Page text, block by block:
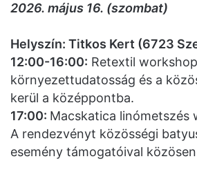
2026. május 16. (szombat)
Helyszín: Titkos Kert (6723
12:00-16:00: Retextil
környezettudatosság és a
kerül a középpontba.
17:00: Macskatica linómetszés
A rendezvényt közösségi
esemény támogatóival